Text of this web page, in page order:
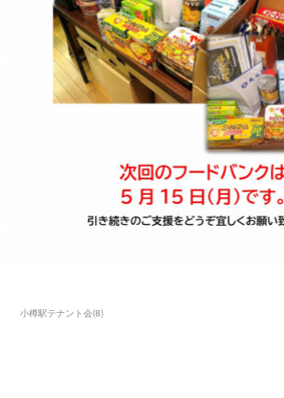
小樽駅テナント会(8)